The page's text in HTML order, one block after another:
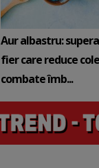
Aur albastru:
fier care reduce
combate îmb...